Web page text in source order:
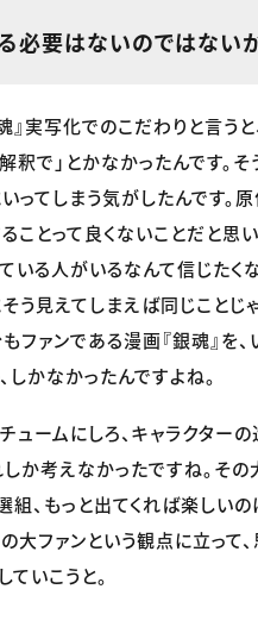
必要はないのではない
』実写化でのこだわりと言う
釈で」とかなかったんです。
ってしまう気がしたんです。
ことって良くないことだと思
いる人がいるなんて信じたく
う見えてしまえば同じことじ
ファンである漫画『銀魂』を
しかなかったんですよね。
ュームにしろ、キャラクターの
か考えなかったですね。そ
組、もっと出てくれば楽しい
大ファンという観点に立って
いこうと。